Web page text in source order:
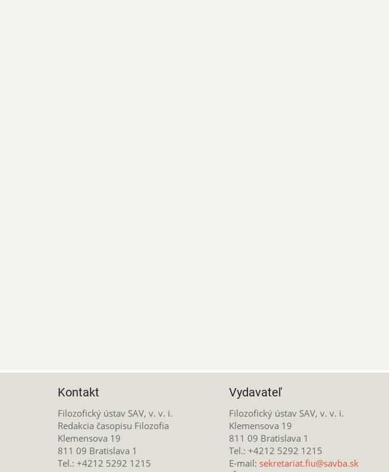
Kontakt
Filozofický ústav SAV, v. v. i.
Redakcia časopisu Filozofia
Klemensova 19
811 09 Bratislava 1
Tel.: +4212 5292 1215
Vydavateľ
Filozofický ústav SAV, v. v. i.
Klemensova 19
811 09 Bratislava 1
Tel.: +4212 5292 1215
E-mail: sekretariat.fiu@savba.sk